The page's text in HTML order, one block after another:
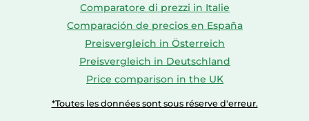
Comparatore di prezzi in Italie
Comparación de precios en España
Preisvergleich in Österreich
Preisvergleich in Deutschland
Price comparison in the UK
*Toutes les données sont sous réserve d'erreur.